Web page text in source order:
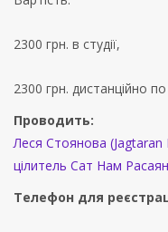
2300 грн. в студії,
2300 грн. дистанційно
Проводить:
Леся Стоянова (Jagtaran
цілитель Сат Нам
Телефон для